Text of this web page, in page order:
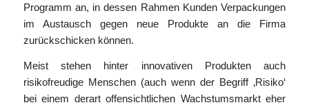
Programm an, in dessen Rahmen Kunden Verpackungen
im Austausch gegen neue Produkte an die Firma
zurückschicken können.
Meist stehen hinter innovativen Produkten auch
risikofreudige Menschen (auch wenn der Begriff ‚Risiko‘
bei einem derart offensichtlichen Wachstumsmarkt eher